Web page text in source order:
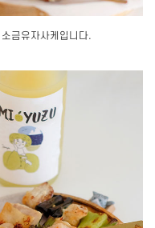
금유자사케입니다.